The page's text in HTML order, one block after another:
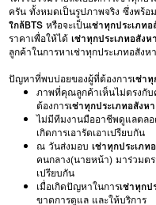
ครัน ทั้งหมดเป็นรูปภาพจริง ซึ่งพร้อ
ใกล้BTS หรือจะเป็นเช่าทุกประเภท
ราคาเพื่อให้ได้เช่าทุกประเภทอสัง
ลูกค้าในการหาเช่าทุกประเภทอสังห
ปัญหาที่พบบ่อยของผู้ที่ต้องการเช่า
ภาพที่คุณลูกค้าเห็นไม่ตรงกับ
ต้องการเช่าทุกประเภทอสัง
ไม่มีทีมงานมืออาชีพดูแลตลอ
เกิดการเอารัดเอาเปรียบกัน
ณ วันส่งมอบเช่าทุกประเภ
คนกลาง(นายหน้า) มาร่วมตร
เปรียบกัน
เมื่อเกิดปัญหาในการเช่าทุกป
ขาดการดูแล และให้บริการ